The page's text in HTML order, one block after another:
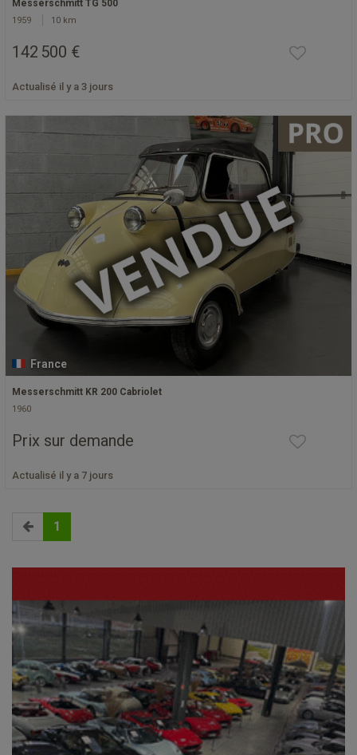
Messerschmitt TG 500
1959 10 km
142 500 €
Actualisé il y a 3 jours
France
Messerschmitt KR 200 Cabriolet
1960
Prix sur demande
Actualisé il y a 7 jours
1